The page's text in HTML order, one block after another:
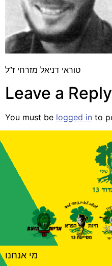
טוראי דניאל מזרחי ז”ל
Leave a Reply
You must be logged in to
מי אנחנו